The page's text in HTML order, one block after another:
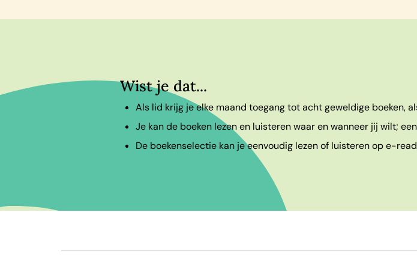
Wist je dat...
Als lid krijg je elke maand toegang tot acht geweldige boeken,
Je kan de boeken lezen en luisteren waar en wanneer jij wilt;
De boekenselectie kan je eenvoudig lezen of luisteren op e-